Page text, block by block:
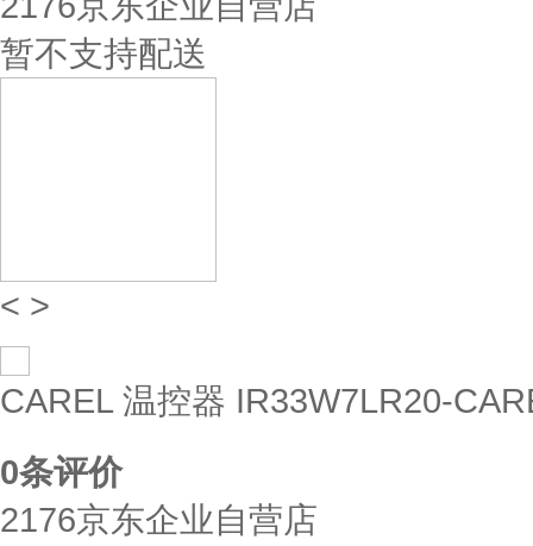
暂不支持配送
< >
CAREL 温控器 IR33W7LR20-
0条评价
2176京东企业自营店